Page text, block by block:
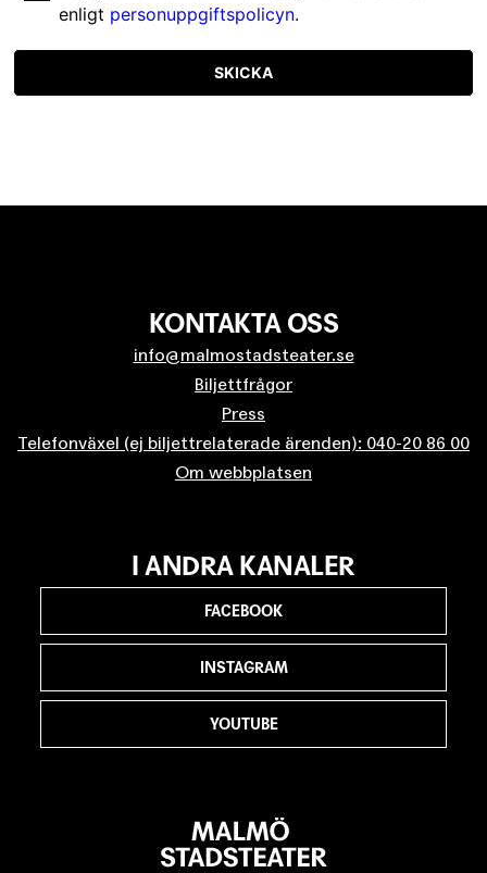
enligt personuppgiftspolicyn.
SKICKA
KONTAKTA OSS
info@malmostadsteater.se
Biljettfrågor
Press
Telefonväxel (ej biljettrelaterade ärenden): 040-20 86 00
Om webbplatsen
I ANDRA KANALER
FACEBOOK
INSTAGRAM
YOUTUBE